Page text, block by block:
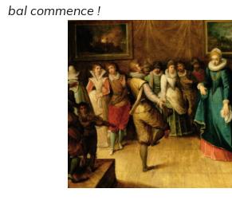
bal commence !